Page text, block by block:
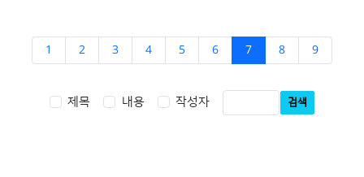
1 2 3 4 5 6 7 8 9
제목 내용 작성자 검색